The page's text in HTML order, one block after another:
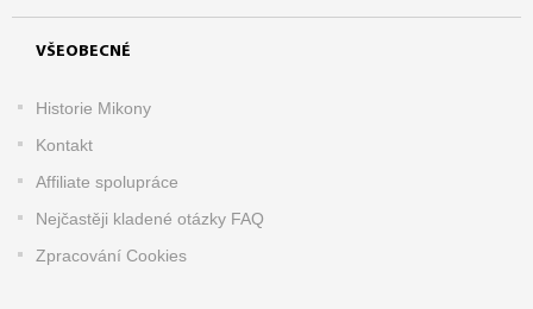
VŠEOBECNÉ
Historie Mikony
Kontakt
Affiliate spolupráce
Nejčastěji kladené otázky FAQ
Zpracování Cookies